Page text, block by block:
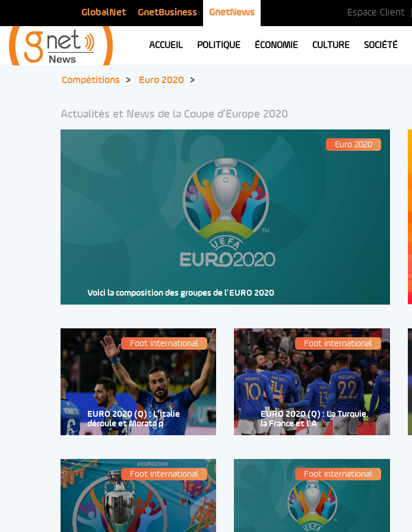
GlobalNet GnetBusiness GnetNews Espace Client
ACCUEIL POLITIQUE ÉCONOMIE CULTURE SOCIÉTÉ
Compétitions Euro 2020
Actualités et News de la Coupe d’Europe 2020
Euro 2020
Voici la composition des groupes de l’EURO 2020
Foot international
EURO 2020 (Q) : L’Italie
déroule et Morata p
Foot international
EURO 2020 (Q) : La Turquie,
la France et l’A
Foot international Foot international